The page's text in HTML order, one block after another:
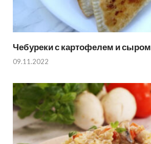
Чебуреки с картофелем и сыром
09.11.2022